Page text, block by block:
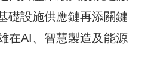
礎設施供應鏈再添關鍵
在AI、智慧製造及能源